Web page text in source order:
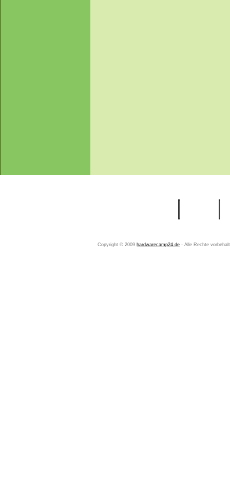
Copyright © 2009 hardwarecamp24.de - Alle Rechte